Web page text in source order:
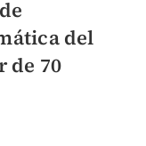
del
de 70